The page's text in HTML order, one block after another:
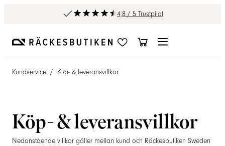
4,8 / 5 Trustpilot
Kundservice / Köp- & leveransvillkor
Köp- & leveransvillkor
Nedanstående villkor gäller mellan kund och Räckesbutiken Sweden